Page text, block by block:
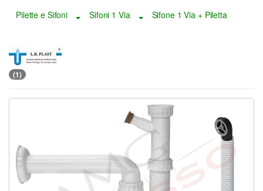
Pilette e Sifoni Toggle Dropdown
Sifoni 1 Via Toggle Dropdown
Sifone 1 Via + Piletta
(1)